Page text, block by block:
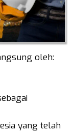
oleh:
yang telah